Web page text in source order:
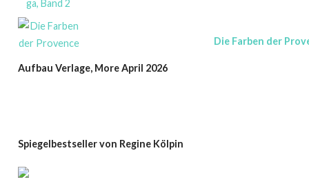
Die Farben der
Aufbau Verlage, More April 2026
Spiegelbestseller von Regine Kölpin